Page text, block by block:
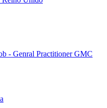
- Genral Practitioner GMC